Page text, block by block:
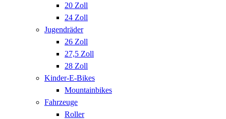
20 Zoll
24 Zoll
Jugendräder
26 Zoll
27,5 Zoll
28 Zoll
Kinder-E-Bikes
Mountainbikes
Fahrzeuge
Roller